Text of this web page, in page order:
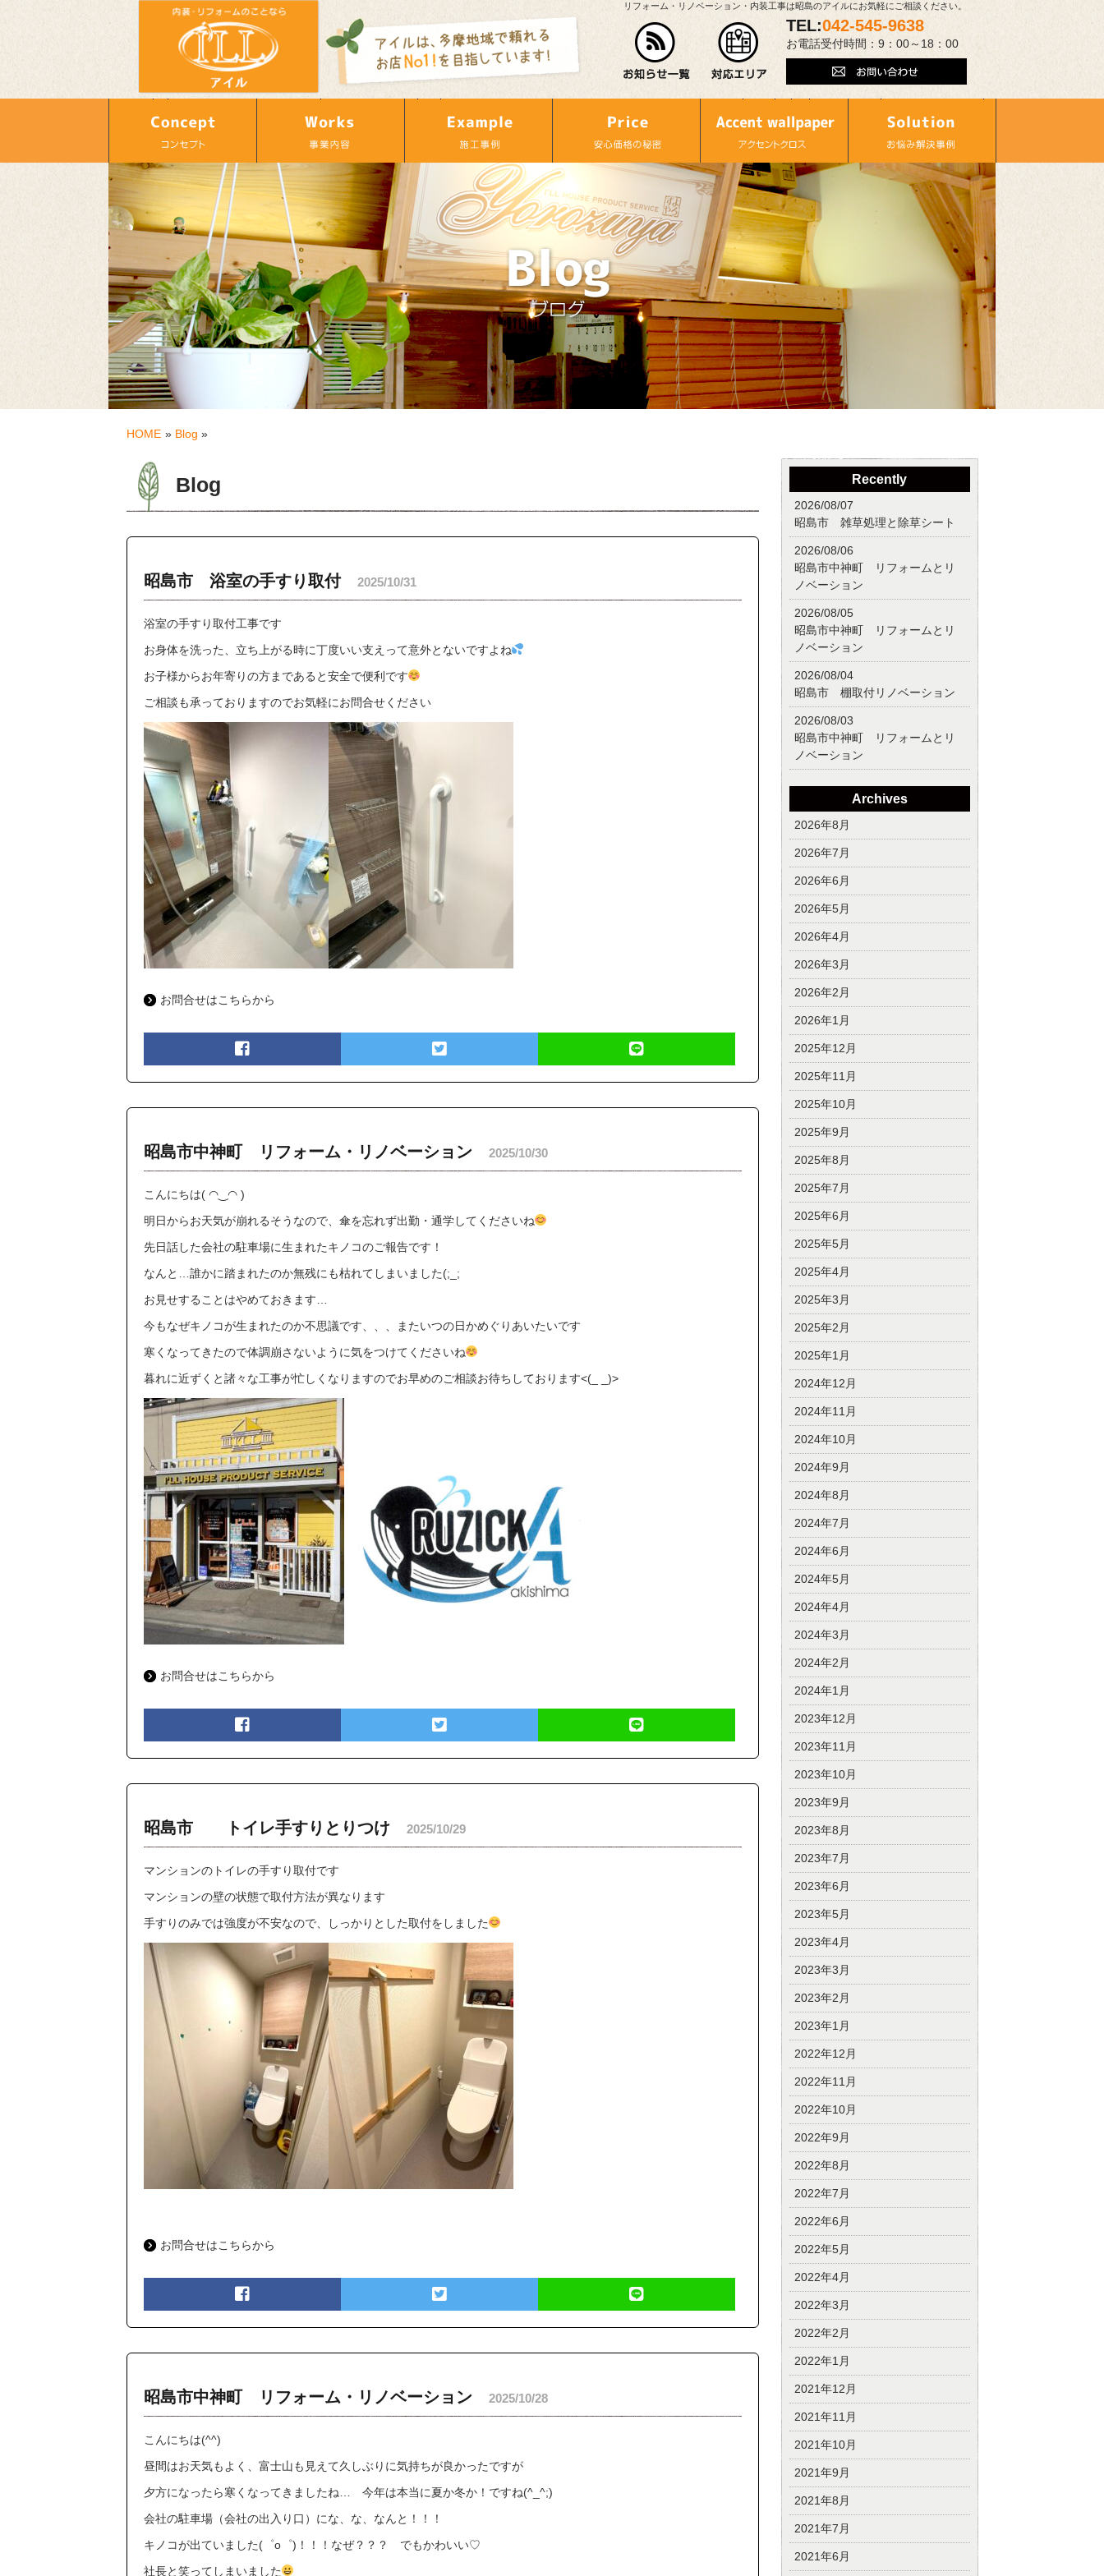
リフォーム・リノベーション・内装工事は昭島のアイルにお気軽にご相談ください。
TEL:042-545-9638
お電話受付時間：9：00～18：00
HOME » Blog »
Blog
昭島市 浴室の手すり取付 2025/10/31
浴室の手すり取付工事です
お身体を洗った、立ち上がる時に丁度いい支えって意外とないですよね
お子様からお年寄りの方まであると安全で便利です
ご相談も承っておりますのでお気軽にお問合せください
お問合せはこちらから
昭島市中神町 リフォーム・リノベーション 2025/10/30
こんにちは( ◠‿◠ )
明日からお天気が崩れるそうなので、傘を忘れず出勤・通学してくださいね
先日話した会社の駐車場に生まれたキノコのご報告です！
なんと…誰かに踏まれたのか無残にも枯れてしまいました(;_;
お見せすることはやめておきます…
今もなぜキノコが生まれたのか不思議です、、、またいつの日かめぐりあいたいです
寒くなってきたので体調崩さないように気をつけてくださいね
暮れに近ずくと諸々な工事が忙しくなりますのでお早めのご相談お待ちしております<(_ _)>
お問合せはこちらから
昭島市 トイレ手すりとりつけ 2025/10/29
マンションのトイレの手すり取付です
マンションの壁の状態で取付方法が異なります
手すりのみでは強度が不安なので、しっかりとした取付をしました
お問合せはこちらから
昭島市中神町 リフォーム・リノベーション 2025/10/28
こんにちは(^^)
昼間はお天気もよく、富士山も見えて久しぶりに気持ちが良かったですが
夕方になったら寒くなってきましたね… 今年は本当に夏か冬か！ですね(^_^;)
会社の駐車場（会社の出入り口）にな、な、なんと！！！
キノコが出ていました(゜o゜)！！！なぜ？？？ でもかわいい♡
社長と笑ってしまいました
Recently
2026/08/07
昭島市 雑草処理と除草シート
2026/08/06
昭島市中神町 リフォームとリ
ノベーション
2026/08/05
昭島市中神町 リフォームとリ
ノベーション
2026/08/04
昭島市 棚取付リノベーション
2026/08/03
昭島市中神町 リフォームとリ
ノベーション
Archives
2026年8月
2026年7月
2026年6月
2026年5月
2026年4月
2026年3月
2026年2月
2026年1月
2025年12月
2025年11月
2025年10月
2025年9月
2025年8月
2025年7月
2025年6月
2025年5月
2025年4月
2025年3月
2025年2月
2025年1月
2024年12月
2024年11月
2024年10月
2024年9月
2024年8月
2024年7月
2024年6月
2024年5月
2024年4月
2024年3月
2024年2月
2024年1月
2023年12月
2023年11月
2023年10月
2023年9月
2023年8月
2023年7月
2023年6月
2023年5月
2023年4月
2023年3月
2023年2月
2023年1月
2022年12月
2022年11月
2022年10月
2022年9月
2022年8月
2022年7月
2022年6月
2022年5月
2022年4月
2022年3月
2022年2月
2022年1月
2021年12月
2021年11月
2021年10月
2021年9月
2021年8月
2021年7月
2021年6月